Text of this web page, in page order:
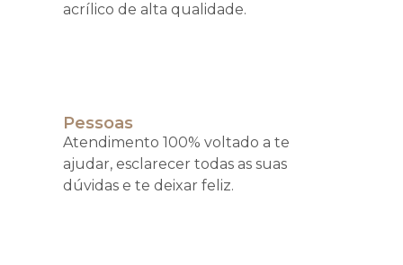
acrílico de alta qualidade.
Pessoas
Atendimento 100% voltado a te
ajudar, esclarecer todas as suas
dúvidas e te deixar feliz.